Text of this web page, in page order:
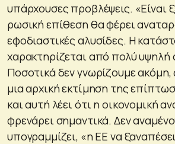
υπάρχουσες προβλέψεις. «Είναι
ρωσική επίθεση θα φέρει
εφοδιαστικές αλυσίδες. Η
χαρακτηρίζεται από πολύ υψηλή
Ποσοτικά δεν γνωρίζουμε
μια αρχική εκτίμηση της
και αυτή λέει ότι η οικονομική
φρενάρει σημαντικά. Δεν
υπογραμμίζει, «η ΕΕ να